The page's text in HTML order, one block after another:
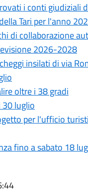
i conti giudiziali
Tari per l'anno
di collaborazione
2026-2028
insilati di via
oltre i 38 gradi
luglio
per l'ufficio
fino a sabato 18